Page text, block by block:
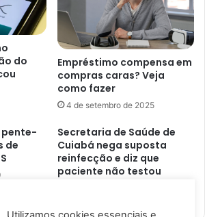
do
Empréstimo compensa em
compras caras? Veja
como fazer
4 de setembro de 2025
pente-
de
Secretaria de Saúde de
Cuiabá nega suposta
reinfecção e diz que
paciente não testou